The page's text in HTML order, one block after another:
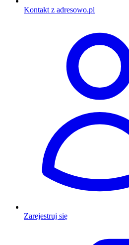
Kontakt z adresowo.pl
Zarejestruj się